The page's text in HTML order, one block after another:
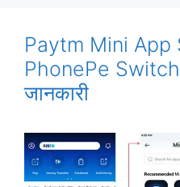
Paytm Mini App
PhonePe Switch
जानकारी